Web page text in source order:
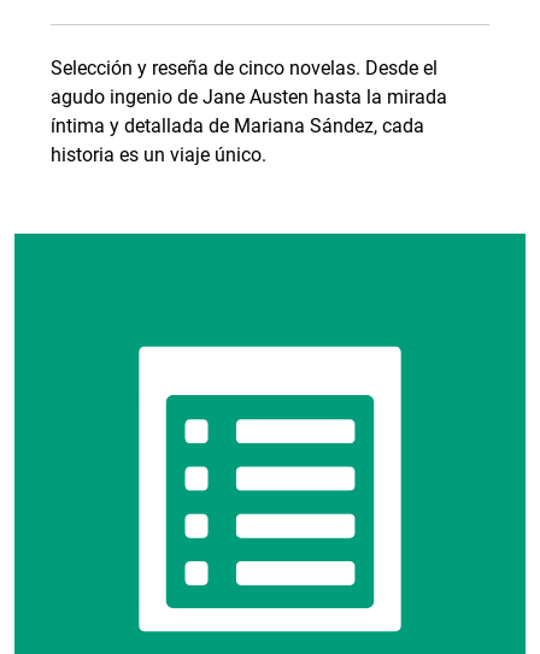
Selección y reseña de cinco novelas. Desde el
agudo ingenio de Jane Austen hasta la mirada
íntima y detallada de Mariana Sández, cada
historia es un viaje único.